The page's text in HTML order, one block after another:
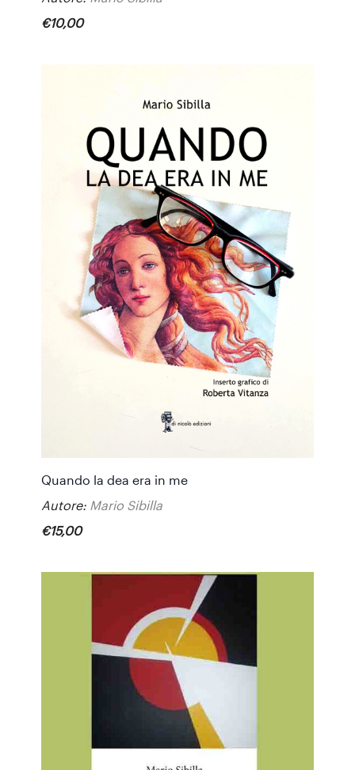
€10,00
Quando la dea era in me
Autore: Mario Sibilla
€15,00